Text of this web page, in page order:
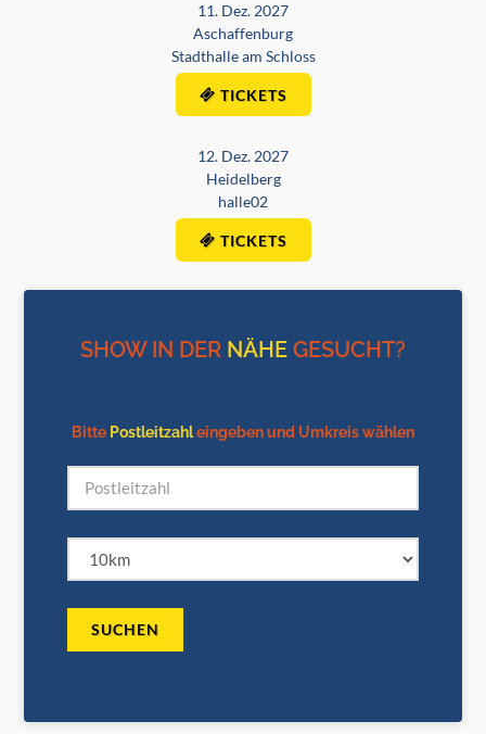
11. Dez. 2027
Aschaffenburg
Stadthalle am Schloss
TICKETS
12. Dez. 2027
Heidelberg
halle02
TICKETS
SHOW IN DER NÄHE GESUCHT?
Bitte Postleitzahleingeben und Umkreis wählen
SUCHEN